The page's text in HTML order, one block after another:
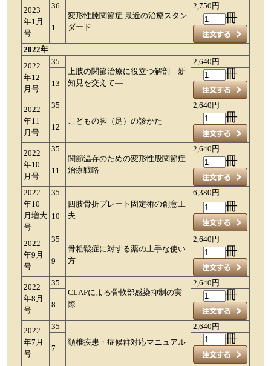
2023
年1月
号
36
変形性膝関節症 最近の治療スタン
ダード
2,750円
1
冊
2022年
2022
年12
月号
35
上肢の関節治療に役立つ解剖―新
知見を交えて―
2,640円
13
冊
2022
年11
月号
35
こどもの脚（足）の診かた
2,640円
12
冊
2022
年10
月号
35
関節温存のための変形性股関節症
治療戦略
2,640円
11
冊
2022
年10
月増大
号
35
四肢骨折プレート固定術の創意工
夫
6,380円
10
冊
2022
年9月
号
35
骨粗鬆症に対する薬の上手な使い
方
2,640円
9
冊
2022
年8月
号
35
CLAPによる骨軟部感染抑制の実
際
2,640円
8
冊
2022
年7月
号
35
頚椎疾患・症候群対応マニュアル
2,640円
7
冊